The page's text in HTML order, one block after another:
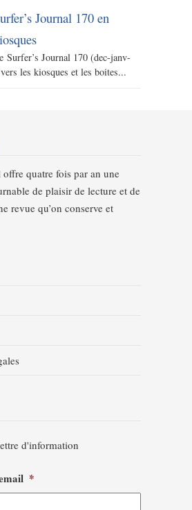
Journal 170 en
Surfer’s Journal 170 (dec-janv-
les kiosques et les boites...
offre quatre fois par an une
de plaisir de lecture et de
revue qu’on conserve et
d'information
*